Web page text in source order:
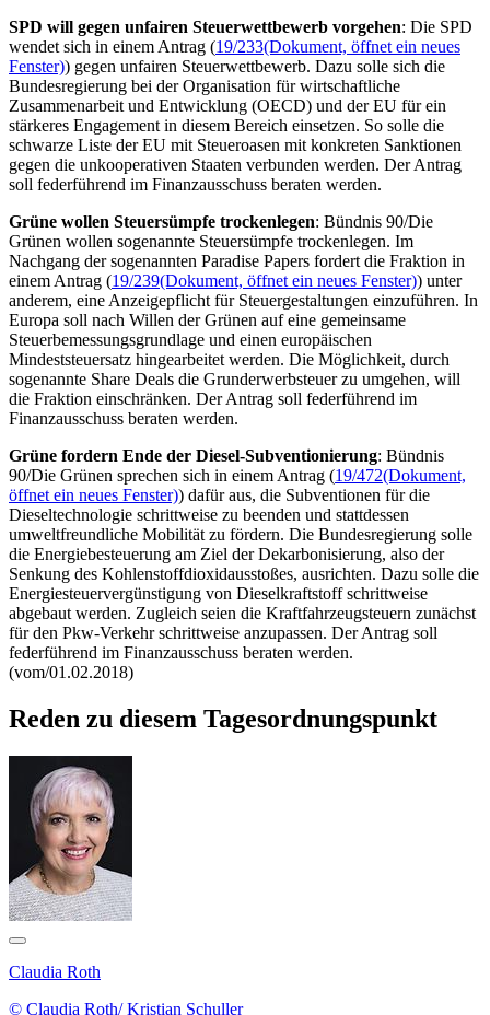
SPD will gegen unfairen Steuerwettbewerb vorgehen: Die SPD
wendet sich in einem Antrag (19/233(Dokument, öffnet ein neues
Fenster)) gegen unfairen Steuerwettbewerb. Dazu solle sich die
Bundesregierung bei der Organisation für wirtschaftliche
Zusammenarbeit und Entwicklung (OECD) und der EU für ein
stärkeres Engagement in diesem Bereich einsetzen. So solle die
schwarze Liste der EU mit Steueroasen mit konkreten Sanktionen
gegen die unkooperativen Staaten verbunden werden. Der Antrag
soll federführend im Finanzausschuss beraten werden.
Grüne wollen Steuersümpfe trockenlegen: Bündnis 90/Die
Grünen wollen sogenannte Steuersümpfe trockenlegen. Im
Nachgang der sogenannten Paradise Papers fordert die Fraktion in
einem Antrag (19/239(Dokument, öffnet ein neues Fenster)) unter
anderem, eine Anzeigepflicht für Steuergestaltungen einzuführen. In
Europa soll nach Willen der Grünen auf eine gemeinsame
Steuerbemessungsgrundlage und einen europäischen
Mindeststeuersatz hingearbeitet werden. Die Möglichkeit, durch
sogenannte Share Deals die Grunderwerbsteuer zu umgehen, will
die Fraktion einschränken. Der Antrag soll federführend im
Finanzausschuss beraten werden.
Grüne fordern Ende der Diesel-Subventionierung: Bündnis
90/Die Grünen sprechen sich in einem Antrag (19/472(Dokument,
öffnet ein neues Fenster)) dafür aus, die Subventionen für die
Dieseltechnologie schrittweise zu beenden und stattdessen
umweltfreundliche Mobilität zu fördern. Die Bundesregierung solle
die Energiebesteuerung am Ziel der Dekarbonisierung, also der
Senkung des Kohlenstoffdioxidausstoßes, ausrichten. Dazu solle die
Energiesteuervergünstigung von Dieselkraftstoff schrittweise
abgebaut werden. Zugleich seien die Kraftfahrzeugsteuern zunächst
für den Pkw-Verkehr schrittweise anzupassen. Der Antrag soll
federführend im Finanzausschuss beraten werden.
(vom/01.02.2018)
Reden zu diesem Tagesordnungspunkt
Claudia Roth
© Claudia Roth/ Kristian Schuller